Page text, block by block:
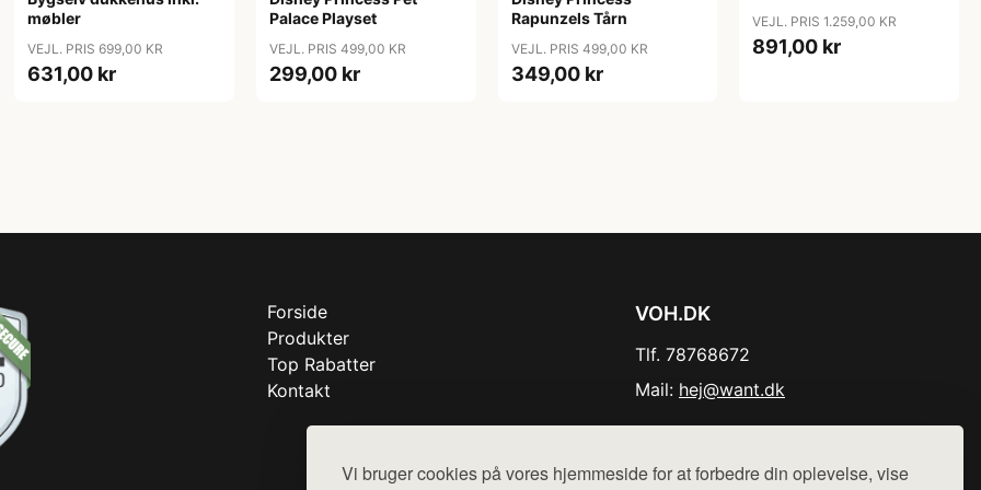
Vi bruger cookies på vores hjemmeside for at forbedre din oplevelse, vise
møbler
VEJL. PRIS 699,00 KR
631,00 kr
Palace Playset
VEJL. PRIS 499,00 KR
299,00 kr
Rapunzels Tårn
VEJL. PRIS 499,00 KR
349,00 kr
VEJL. PRIS 1.259,00 KR
891,00 kr
Forside
Produkter
Top Rabatter
Kontakt
VOH.DK
Tlf. 78768672
Mail: hej@want.dk